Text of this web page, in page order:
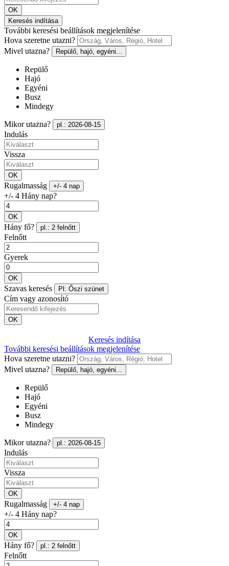
OK
Keresés indítása
További keresési beállítások megjelenítése
Hova szeretne utazni?
Mivel utazna?
Repülő, hajó, egyéni...
Repülő
Hajó
Egyéni
Busz
Mindegy
Mikor utazna? pl.: 2026-08-15
Indulás
Vissza
OK
Rugalmasság +/- 4 nap
+/- 4 Hány nap?
OK
Hány fő? pl.: 2 felnőtt
Felnőtt
Gyerek
OK
Szavas keresés Pl: Őszi szünet
Cím vagy azonosító
OK
Keresés indítása
További keresési beállítások megjelenítése
Hova szeretne utazni?
Mivel utazna?
Repülő, hajó, egyéni...
Repülő
Hajó
Egyéni
Busz
Mindegy
Mikor utazna? pl.: 2026-08-15
Indulás
Vissza
OK
Rugalmasság +/- 4 nap
+/- 4 Hány nap?
OK
Hány fő? pl.: 2 felnőtt
Felnőtt